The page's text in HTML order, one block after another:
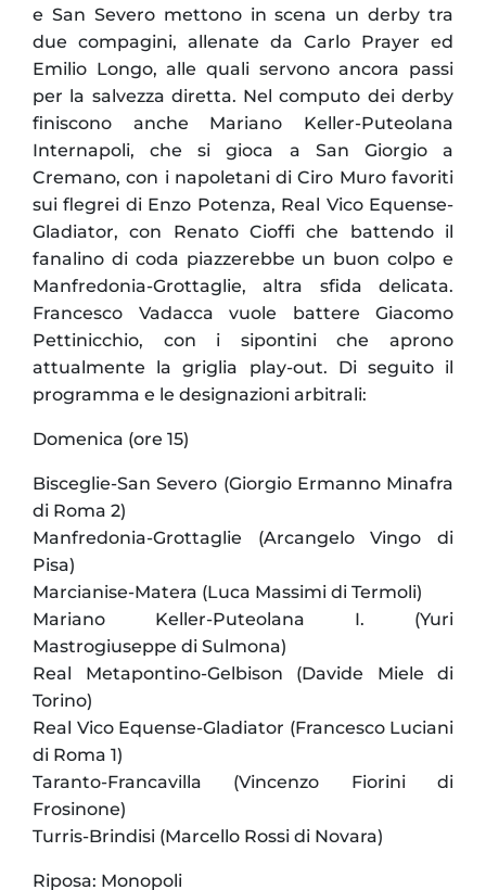
e San Severo mettono in scena un derby tra
due compagini, allenate da Carlo Prayer ed
Emilio Longo, alle quali servono ancora passi
per la salvezza diretta. Nel computo dei derby
finiscono anche Mariano Keller-Puteolana
Internapoli, che si gioca a San Giorgio a
Cremano, con i napoletani di Ciro Muro favoriti
sui flegrei di Enzo Potenza, Real Vico Equense-
Gladiator, con Renato Cioffi che battendo il
fanalino di coda piazzerebbe un buon colpo e
Manfredonia-Grottaglie, altra sfida delicata.
Francesco Vadacca vuole battere Giacomo
Pettinicchio, con i sipontini che aprono
attualmente la griglia play-out. Di seguito il
programma e le designazioni arbitrali:
Domenica (ore 15)
Bisceglie-San Severo (Giorgio Ermanno Minafra
di Roma 2)
Manfredonia-Grottaglie (Arcangelo Vingo di
Pisa)
Marcianise-Matera (Luca Massimi di Termoli)
Mariano Keller-Puteolana I. (Yuri
Mastrogiuseppe di Sulmona)
Real Metapontino-Gelbison (Davide Miele di
Torino)
Real Vico Equense-Gladiator (Francesco Luciani
di Roma 1)
Taranto-Francavilla (Vincenzo Fiorini di
Frosinone)
Turris-Brindisi (Marcello Rossi di Novara)
Riposa: Monopoli